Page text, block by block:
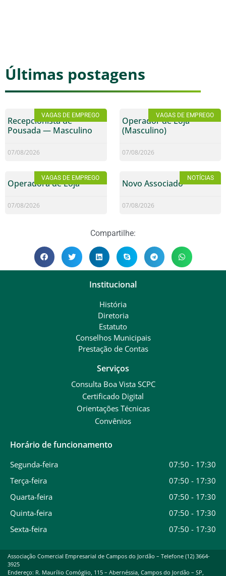
Últimas postagens
VAGAS DE EMPREGO
Recepcionista de
Pousada — Masculino
07/08/2026
VAGAS DE EMPREGO
Operador de Loja
(Masculino)
07/08/2026
VAGAS DE EMPREGO
Operadora de Loja
07/08/2026
NOTÍCIAS
Novo Associado
07/08/2026
Compartilhe:
Institucional
História
Diretoria
Estatuto
Conselhos Municipais
Prestação de Contas
Serviços
Consulta Boa Vista SCPC
Certificado Digital
Orientações Técnicas
Convênios
Horário de funcionamento
Segunda-feira
07:50 - 17:30
Terça-feira
07:50 - 17:30
Quarta-feira
07:50 - 17:30
Quinta-feira
07:50 - 17:30
Sexta-feira
07:50 - 17:30
Associação Comercial Empresarial de Campos do Jordão – Telefone (12) 3664-
3925
Endereço: R. Maurílio Comóglio, 115 – Abernéssia, Campos do Jordão – SP,